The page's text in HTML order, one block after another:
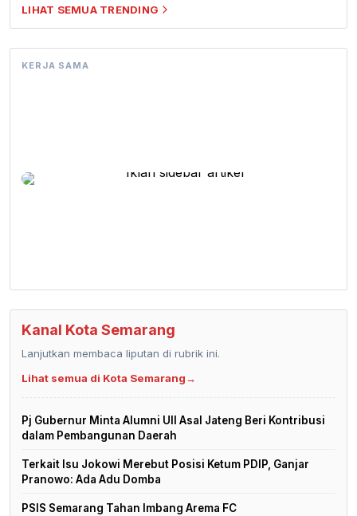
LIHAT SEMUA TRENDING
KERJA SAMA
Kanal Kota Semarang
Lanjutkan membaca liputan di rubrik ini.
Lihat semua di Kota Semarang→
Pj Gubernur Minta Alumni UII Asal Jateng Beri Kontribusi
dalam Pembangunan Daerah
Terkait Isu Jokowi Merebut Posisi Ketum PDIP, Ganjar
Pranowo: Ada Adu Domba
PSIS Semarang Tahan Imbang Arema FC